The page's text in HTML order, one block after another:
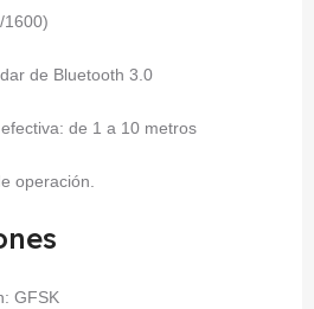
1600)
de Bluetooth 3.0
de 1 a 10 metros
operación.
GFSK